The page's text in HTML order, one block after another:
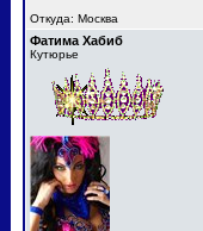
Откуда: Москва
Фатима Хабиб
Кутюрье